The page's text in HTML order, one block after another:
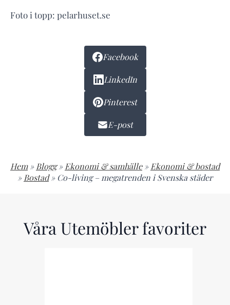
Foto i topp: pelarhuset.se
Facebook
LinkedIn
Pinterest
E-post
Hem » Blogg » Ekonomi & samhälle » Ekonomi & bostad
» Bostad » Co-living – megatrenden i Svenska städer
Våra Utemöbler favoriter